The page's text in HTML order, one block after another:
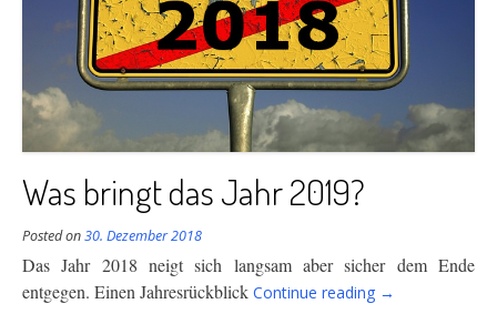
Was bringt das Jahr 2019?
Posted on30. Dezember 2018
Das Jahr 2018 neigt sich langsam aber sicher dem Ende
entgegen. Einen Jahresrückblick Continue reading
“Was
→